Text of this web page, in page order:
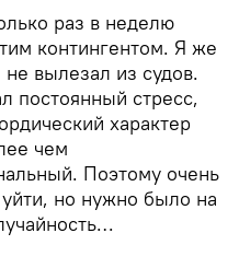
раз в неделю
контингентом. Я же
вылезал из судов.
постоянный стресс,
характер
чем
Поэтому очень
но нужно было на